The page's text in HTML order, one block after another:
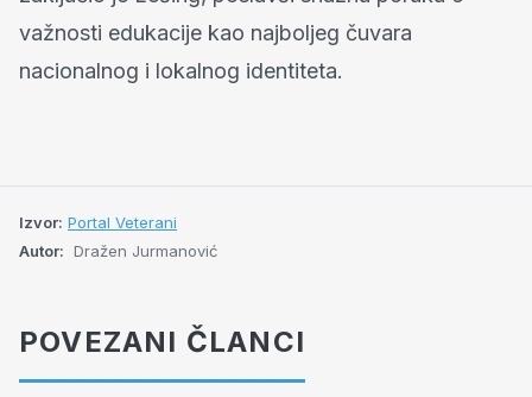
važnosti edukacije kao najboljeg čuvara
nacionalnog i lokalnog identiteta.
Izvor: Portal Veterani
Autor: Dražen Jurmanović
POVEZANI ČLANCI